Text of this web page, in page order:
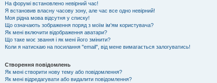
На форумі встановлено невірний час!
Я встановив власну часову зону, але час все одно невірний!
Моя рідна мова відсутня у списку!
Що означають зображення поряд з моїм ім'ям користувача?
Як мені включити відображення аватари?
Що таке моє звання і як мені його змінити?
Коли я натискаю на посилання "email", від мене вимагається залогуватись!
Створення повідомлень
Як мені створити нову тему або повідомлення?
Як мені відредагувати або видалити повідомлення?